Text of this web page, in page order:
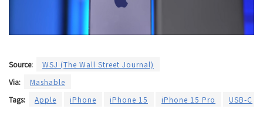
Source:
WSJ (The Wall Street Journal)
Via:
Mashable
Tags:
Apple iPhone iPhone 15 iPhone 15 Pro USB-C